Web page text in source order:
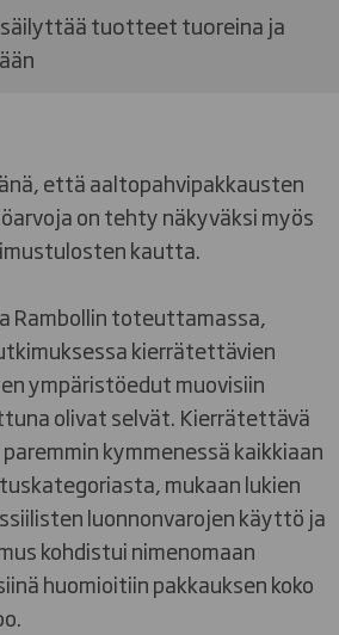
tuotteet tuoreina ja
että aaltopahvipakkausten
on tehty näkyväksi myös
kautta.
Rambollin toteuttamassa,
kierrätettävien
ympäristöedut muovisiin
olivat selvät. Kierrätettävä
kymmenessä kaikkiaan
mukaan lukien
luonnonvarojen käyttö ja
kohdistui nimenomaan
huomioitiin pakkauksen koko